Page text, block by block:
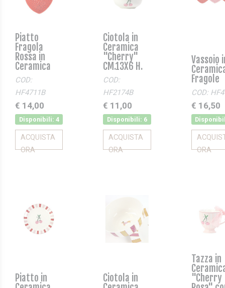
Piatto
Fragola
Rossa in
Ceramica
COD:
HF4711B
€ 14,00
Disponibili: 4
ACQUISTA
ORA
Ciotola in
Ceramica
"Cherry"
CM.13X6 H.
COD:
HF2174B
€ 11,00
Disponibili: 6
ACQUISTA
ORA
Vassoio
Fragole
COD:
€ 16,50
ORA
Piatto in Ciotola in
Tazza in
"Cherry